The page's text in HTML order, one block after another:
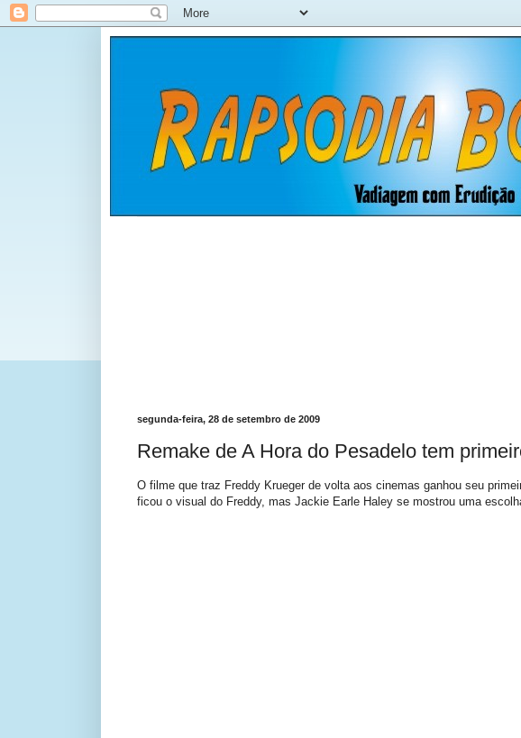
segunda-feira, 28 de setembro de 2009
Remake de A Hora do Pesadelo tem
O filme que traz Freddy Krueger de volta aos cinemas ganhou seu
ficou o visual do Freddy, mas Jackie Earle Haley se mostrou uma